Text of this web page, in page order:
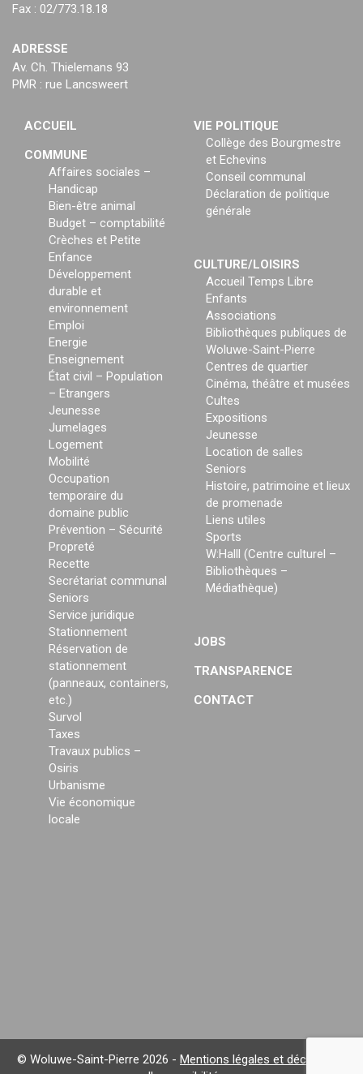
Fax : 02/773.18.18
ADRESSE
Av. Ch. Thielemans 93
PMR : rue Lancsweert
ACCUEIL
COMMUNE
Affaires sociales –
Handicap
Bien-être animal
Budget – comptabilité
Crèches et Petite
Enfance
Développement
durable et
environnement
Emploi
Energie
Enseignement
État civil – Population
– Etrangers
Jeunesse
Jumelages
Logement
Mobilité
Occupation
temporaire du
domaine public
Prévention – Sécurité
Propreté
Recette
Secrétariat communal
Seniors
Service juridique
Stationnement
Réservation de
stationnement
(panneaux, containers,
etc.)
Survol
Taxes
Travaux publics –
Osiris
Urbanisme
Vie économique
locale
VIE POLITIQUE
Collège des Bourgmestre
et Echevins
Conseil communal
Déclaration de politique
générale
CULTURE/LOISIRS
Accueil Temps Libre
Enfants
Associations
Bibliothèques publiques de
Woluwe-Saint-Pierre
Centres de quartier
Cinéma, théâtre et musées
Cultes
Expositions
Jeunesse
Location de salles
Seniors
Histoire, patrimoine et lieux
de promenade
Liens utiles
Sports
W:Halll (Centre culturel –
Bibliothèques –
Médiathèque)
JOBS
TRANSPARENCE
CONTACT
© Woluwe-Saint-Pierre 2026 - Mentions légales et déclaration